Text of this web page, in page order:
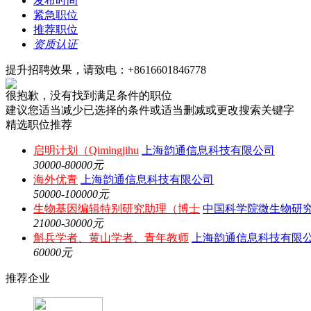
紧急职位
推荐职位
资质认证
提升招聘效果，请致电：+8616601846778
很抱歉，没有找到满足条件的职位
建议您适当减少已选择的条件或适当删减或更改搜索关键字
精选职位推荐
启明计划（Qimingjihu
上海韵通信息科技有限公司
30000-80000元
海外优青
上海韵通信息科技有限公司
50000-100000元
生物基因编辑特别研究助理（博士 中国科学院微生物研
21000-30000元
斛兵学者、黄山学者、青年教师
上海韵通信息科技有限
60000元
推荐企业